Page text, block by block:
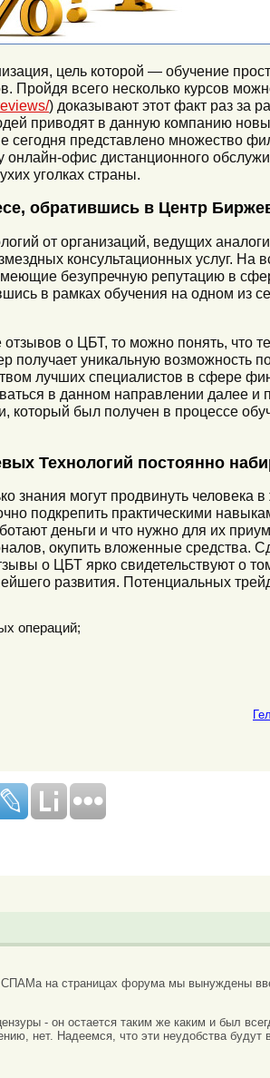
цель которой — обучение
всего несколько курсов
) доказывают этот факт раз за
приводят в данную компанию
сегодня представлено множество
онлайн-офис дистанционного
уголках страны.
обратившись в Центр
от организаций, ведущих
консультационных услуг. На
безупречную репутацию в
в рамках обучения на одном из
о ЦБТ, то можно понять, что
уникальную возможность
лучших специалистов в сфере
в данном направлении далее и
который был получен в процессе
Технологий постоянно
могут продвинуть человека
подкрепить практическими
деньги и что нужно для их
окупить вложенные средства.
о ЦБТ ярко свидетельствуют о
развития. Потенциальных
операций;
СПАМа на страницах форума мы вынуждены
- он остается таким же каким и был
нет. Надеемся, что эти неудобства